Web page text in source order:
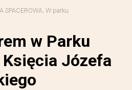
SPACEROWA W parku
w Parku
Józefa